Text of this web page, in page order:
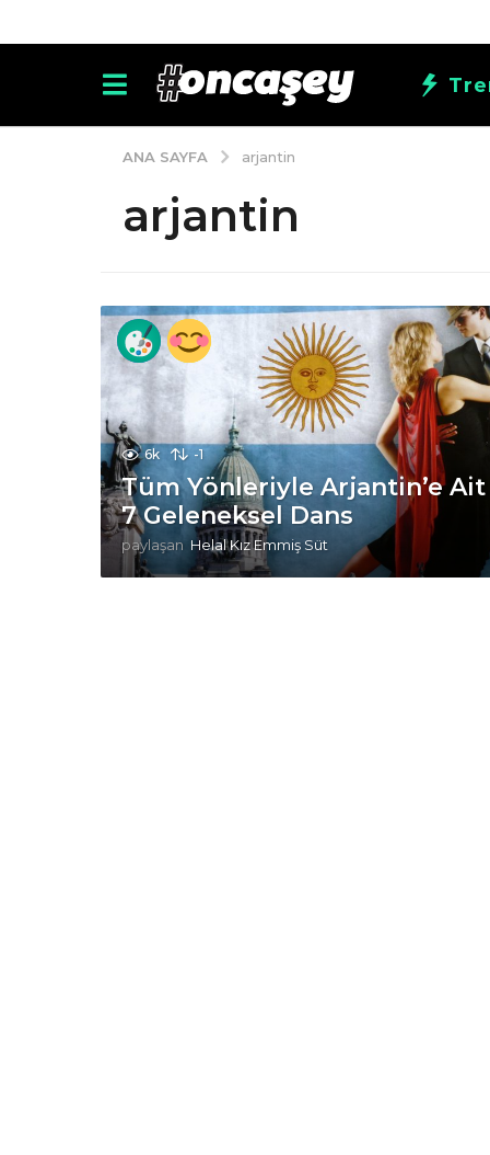
ANA SAYFA arjantin
arjantin
6k -1
Tüm Yönleriyle Arjantin’e Ait
7 Geleneksel Dans
paylaşan Helal Kız Emmiş Süt